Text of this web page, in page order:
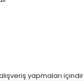
yapmaları